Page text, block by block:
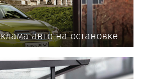
авто на остановке